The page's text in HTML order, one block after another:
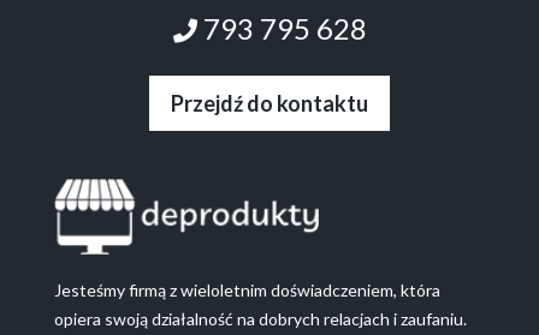
793 795 628
Przejdź do kontaktu
Jesteśmy firmą z wieloletnim doświadczeniem, która
opiera swoją działalność na dobrych relacjach i zaufaniu.